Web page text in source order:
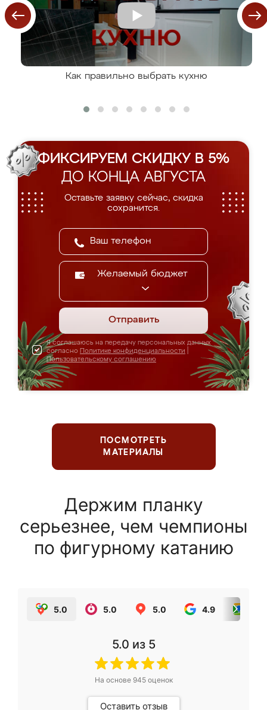
Как правильно выбрать кухню
ФИКСИРУЕМ СКИДКУ В 5%
ДО КОНЦА АВГУСТА
Оставьте заявку сейчас, скидка
сохранится.
Желаемый бюджет
Отправить
Я соглашаюсь на передачу персональных данных
согласно Политике конфиденциальности
Пользовательскому соглашению
ПОСМОТРЕТЬ
МАТЕРИАЛЫ
Держим планку
серьезнее, чем чемпионы
по фигурному катанию
5.0 5.0 5.0 4.9
5.0 из 5
На основе 945оценок
Оставить отзыв